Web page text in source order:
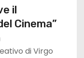
il
Cinema”
di Virgo